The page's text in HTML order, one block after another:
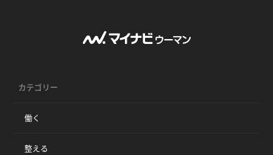
カテゴリー
働く
整える